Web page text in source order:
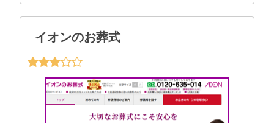
イオンのお葬式